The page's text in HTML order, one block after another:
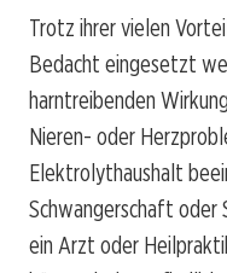
Trotz ihrer vielen
Bedacht eingesetzt
harntreibenden
Nieren- oder
Elektrolythaushalt
Schwangerschaft
ein Arzt oder